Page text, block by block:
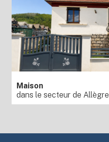
Maison
dans le secteur de Allègre